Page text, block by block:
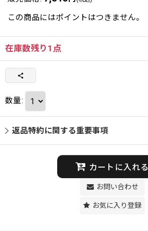
この商品にはポイントはつきません。
在庫数残り1点
数量:
返品特約に関する重要事項
カートに入れる
お問い合わせ
お気に入り登録